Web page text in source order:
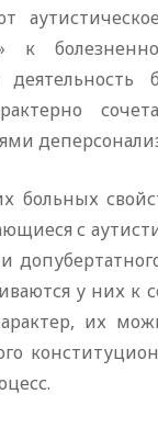
к
больных
с
у них
их